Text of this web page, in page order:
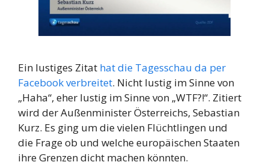
Ein lustiges Zitat hat die Tagesschau da per
Facebook verbreitet. Nicht lustig im Sinne von
„Haha“, eher lustig im Sinne von „WTF?!“. Zitiert
wird der Außenminister Österreichs, Sebastian
Kurz. Es ging um die vielen Flüchtlingen und
die Frage ob und welche europäischen Staaten
ihre Grenzen dicht machen könnten.